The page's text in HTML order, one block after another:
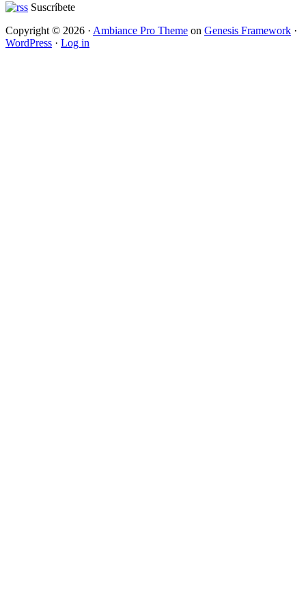
Suscríbete
Copyright © 2026 · Ambiance Pro Theme on Genesis Framework ·
WordPress · Log in